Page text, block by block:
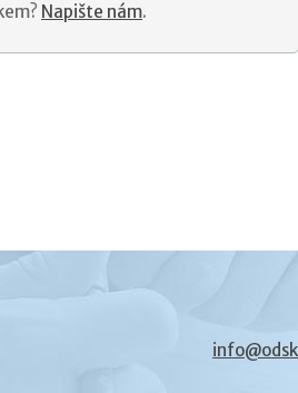
Napište nám.